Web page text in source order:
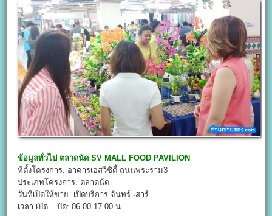
ข้อมูลทั่วไป ตลาดนัด SV MALL FOOD PAVILION
ที่ตั้งโครงการ: อาคารเอสวีซิตี้ ถนนพระราม3
ประเภทโครงการ: ตลาดนัด
วันที่เปิดให้ขาย: เปิดบริการ จันทร์-เสาร์
เวลา เปิด – ปิด: 06.00-17.00 น.